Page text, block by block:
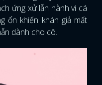
ứng xử lẫn hành vi cá
ổn khiến khán giả mất
dành cho cô.